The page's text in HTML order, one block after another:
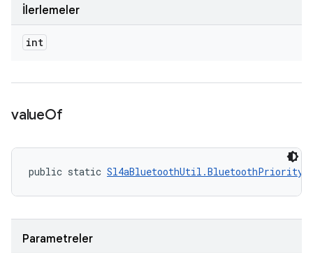
İlerlemeler
int
valueOf
public static
Parametreler